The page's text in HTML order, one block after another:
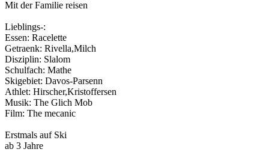
Mit der Familie reisen
Lieblings-:
Essen: Racelette
Getraenk: Rivella,Milch
Disziplin: Slalom
Schulfach: Mathe
Skigebiet: Davos-Parsenn
Athlet: Hirscher,Kristoffersen
Musik: The Glich Mob
Film: The mecanic
Erstmals auf Ski
ab 3 Jahre